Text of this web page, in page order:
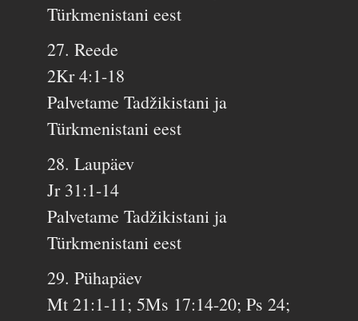
Türkmenistani eest
27. Reede
2Kr 4:1-18
Palvetame Tadžikistani ja
Türkmenistani eest
28. Laupäev
Jr 31:1-14
Palvetame Tadžikistani ja
Türkmenistani eest
29. Pühapäev
Mt 21:1-11; 5Ms 17:14-20; Ps 24;